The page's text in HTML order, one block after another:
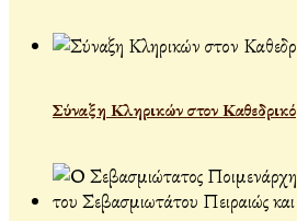
Σύναξη Κληρικών στον Καθεδρικό